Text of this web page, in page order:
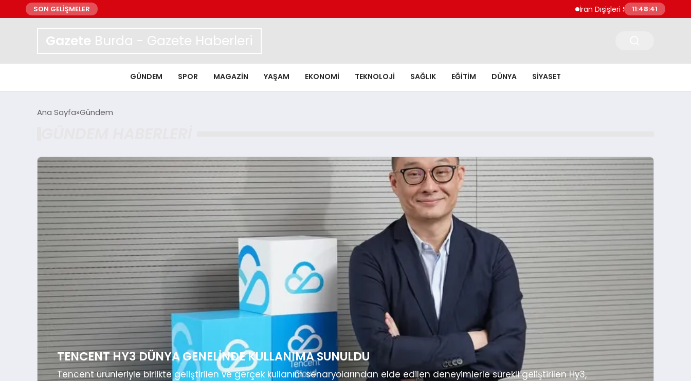
SON GELİŞMELER İran Dışişleri Sözcüsü Bekayi: İngiltere,
11:48:42
Gazete Burda - Gazete Haberleri
GÜNDEM SPOR MAGAZIN YAŞAM EKONOMI TEKNOLOJI SAĞLIK EĞITIM DÜNYA SIYASET
Ana Sayfa Gündem
TENCENT HY3 DÜNYA GENELINDE KULLANIMA SUNULDU
Tencent ürünleriyle birlikte geliştirilen ve gerçek kullanım senaryolarından elde edilen deneyimlerle sürekli geliştirilen Hy3,